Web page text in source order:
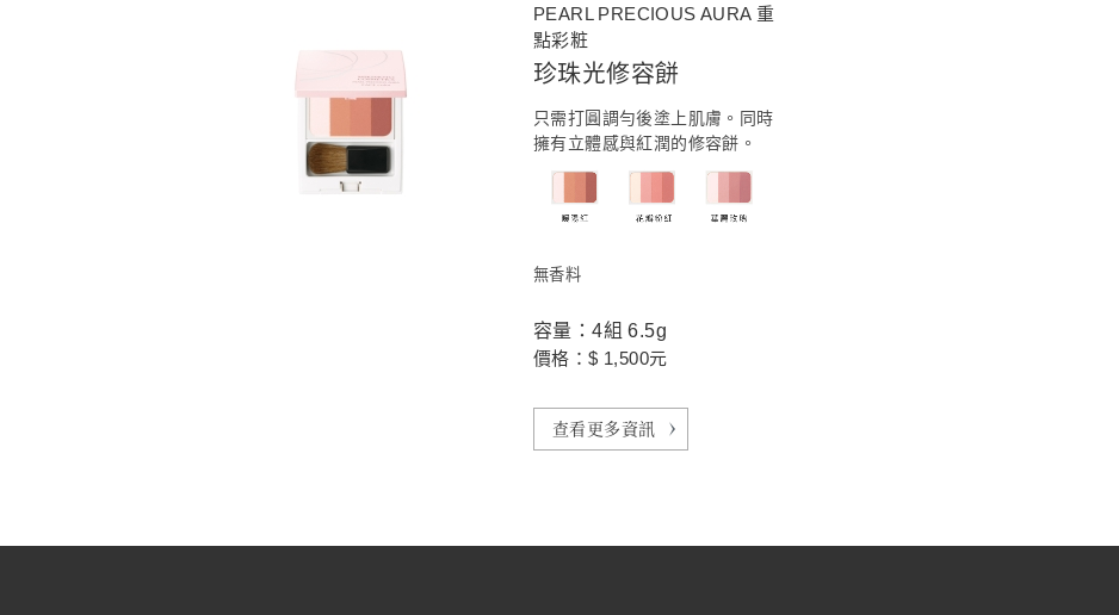
PEARL PRECIOUS AURA 重
點彩粧
珍珠光修容餅
只需打圓調勻後塗上肌膚。同時
擁有立體感與紅潤的修容餅。
無香料
容量：4組 6.5g
價格：$ 1,500元
查看更多資訊